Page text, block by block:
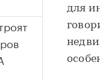
для